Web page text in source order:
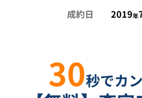
成約日 2019年
30秒でカ